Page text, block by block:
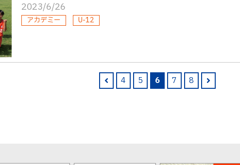
2023/6/26
アカデミー U-12
4 5 6 7
8